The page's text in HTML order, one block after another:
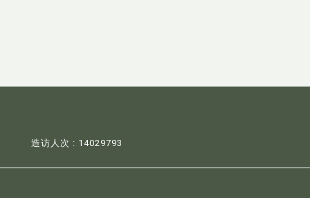
造访人次 : 14029793